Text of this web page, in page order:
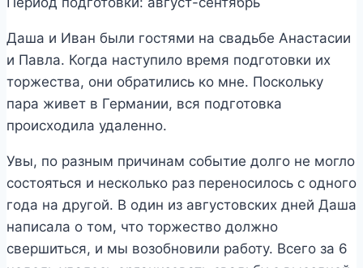
Даша и Иван были гостями на свадьбе Анастасии
и Павла. Когда наступило время подготовки их
торжества, они обратились ко мне. Поскольку
пара живет в Германии, вся подготовка
происходила удаленно.
Увы, по разным причинам событие долго не могло
состояться и несколько раз переносилось с одного
года на другой. В один из августовских дней Даша
написала о том, что торжество должно
свершиться, и мы возобновили работу. Всего за 6